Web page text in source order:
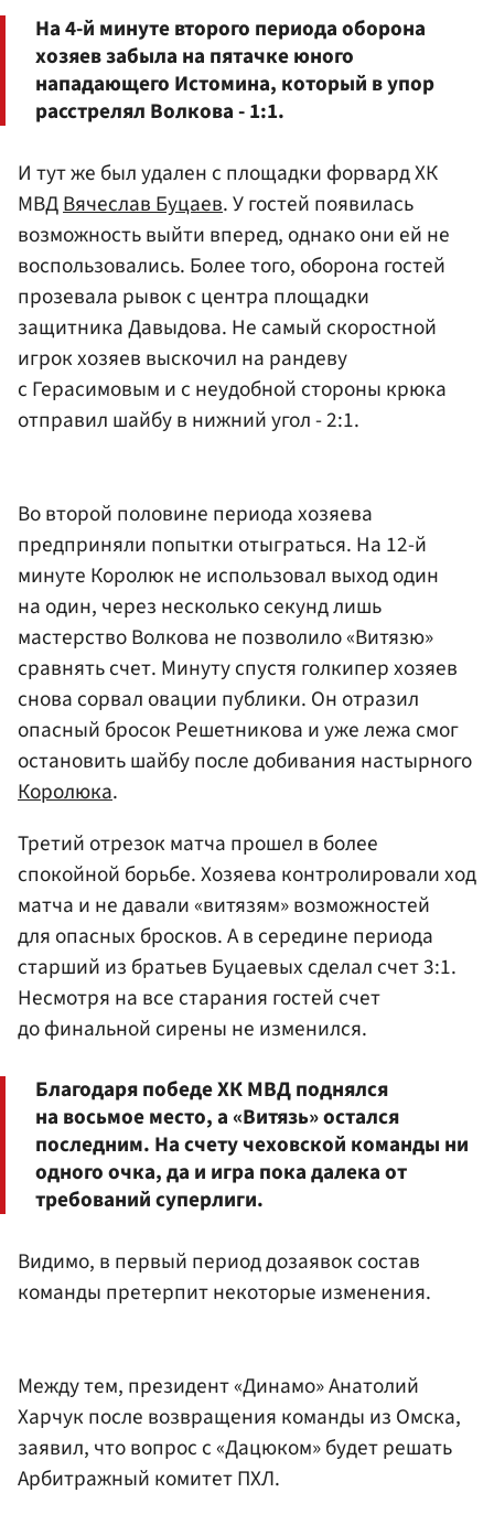
На 4-й минуте второго периода оборона
хозяев забыла на пятачке юного
нападающего Истомина, который в упор
расстрелял Волкова - 1:1.
И тут же был удален с площадки форвард ХК
МВДВячеслав Буцаев. У гостей появилась
возможность выйти вперед, однако они ей не
воспользовались. Более того, оборона гостей
прозевала рывок с центра площадки
защитника Давыдова. Не самый скоростной
игрок хозяев выскочил на рандеву
с Герасимовым и с неудобной стороны крюка
отправил шайбу в нижний угол - 2:1.
Во второй половине периода хозяева
предприняли попытки отыграться. На 12-й
минуте Королюк не использовал выход один
на один, через несколько секунд лишь
мастерство Волкова не позволило «Витязю»
сравнять счет. Минуту спустя голкипер хозяев
снова сорвал овации публики. Он отразил
опасный бросок Решетникова и уже лежа смог
остановить шайбу после добивания настырного
Королюка.
Третий отрезок матча прошел в более
спокойной борьбе. Хозяева контролировали ход
матча и не давали «витязям» возможностей
для опасных бросков. А в середине периода
старший из братьев Буцаевых сделал счет 3:1.
Несмотря на все старания гостей счет
до финальной сирены не изменился.
Благодаря победе ХК МВД поднялся
на восьмое место, а «Витязь» остался
последним. На счету чеховской команды ни
одного очка, да и игра пока далека от
требований суперлиги.
Видимо, в первый период дозаявок состав
команды претерпит некоторые изменения.
Между тем, президент «Динамо» Анатолий
Харчук после возвращения команды из Омска,
заявил, что вопрос с «Дацюком» будет решать
Арбитражный комитет ПХЛ.